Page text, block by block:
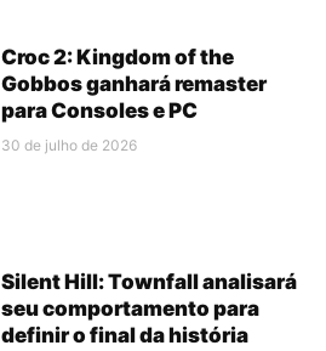
Croc 2: Kingdom of the
Gobbos ganhará remaster
para Consoles e PC
30 de julho de 2026
Silent Hill: Townfall analisará
seu comportamento para
definir o final da história